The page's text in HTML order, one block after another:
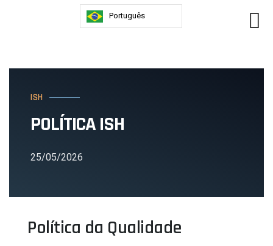
Português
ISH
POLÍTICA ISH
25/05/2026
Política da Qualidade